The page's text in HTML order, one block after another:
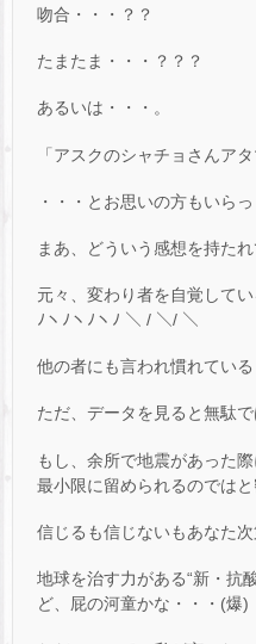
吻合・・・？？
たまたま・・・？？？
あるいは・・・。
「アスクのシャチョさんア
・・・とお思いの方もいら
まあ、どういう感想を持た
元々、変わり者を自覚して
ﾉヽﾉヽﾉヽﾉ ＼ / ＼/ ＼
他の者にも言われ慣れてい
ただ、データを見ると無駄
もし、余所で地震があった
最小限に留められるのでは
信じるも信じないもあなた次
地球を治す力がある“新・抗
ど、屁の河童かな・・・(爆)